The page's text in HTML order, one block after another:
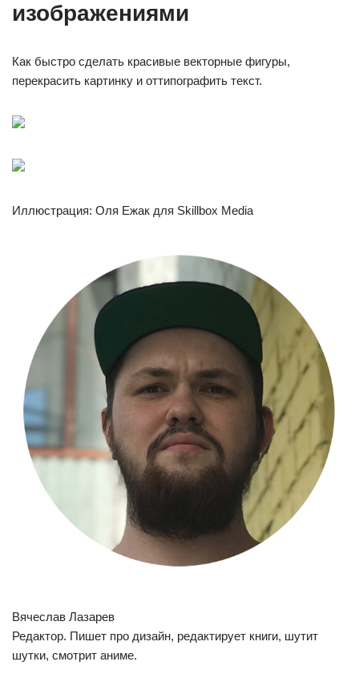
изображениями
Как быстро сделать красивые векторные фигуры,
перекрасить картинку и оттипографить текст.
Иллюстрация: Оля Ежак для Skillbox Media
Вячеслав Лазарев
Редактор. Пишет про дизайн, редактирует книги, шутит
шутки, смотрит аниме.